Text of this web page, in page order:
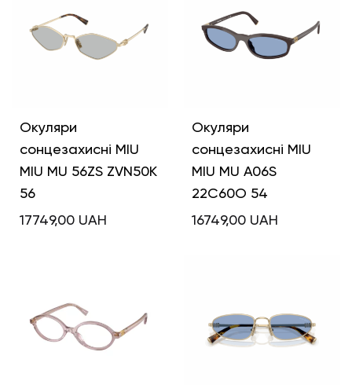
Окуляри
сонцезахисні MIU
MIU MU 56ZS ZVN50K
56
17749,00 UAH
Окуляри
сонцезахисні MIU
MIU MU A06S
22C60O 54
16749,00 UAH